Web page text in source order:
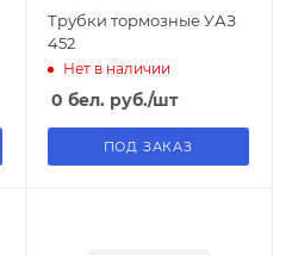
Трубки тормозные УАЗ
452
Нет в наличии
0 бел. руб./шт
ПОД ЗАКАЗ